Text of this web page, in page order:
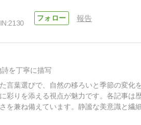
2130
報告
を丁寧に描写
言葉選びで、自然の移ろいと季節の変化
彩りを添える視点が魅力です。各記事は
を兼ね備えています。静謐な美意識と繊